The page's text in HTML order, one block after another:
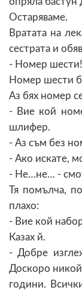
Остаряваме.
Вратата на
сестрата и
- Номер шести!
Номер шести
Аз бях номер
- Вие кой
шлифер.
- Аз съм без
- Ако искате,
- Не…не… -
Тя помълча,
плахо:
- Вие кой
Казах й.
- Добре
Доскоро
години.